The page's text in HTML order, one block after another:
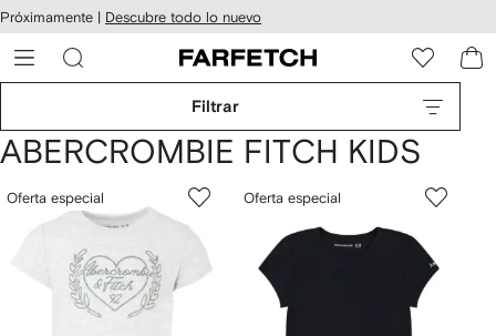
al
Próximamente | Descubre todo lo nuevo
Filtrar
ABERCROMBIE FITCH KIDS
Oferta especial Oferta especial